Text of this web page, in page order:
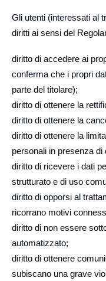
Gli utenti (interessati al
diritti ai sensi del
diritto di accedere ai
conferma che i propri
parte del titolare);
diritto di ottenere la
diritto di ottenere la
diritto di ottenere la
personali in presenza
diritto di ricevere i dati
strutturato e di uso
diritto di opporsi al
ricorrano motivi
diritto di non essere
automatizzato;
diritto di ottenere
subiscano una grave